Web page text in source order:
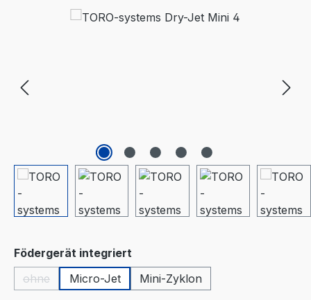
Bildergalerie überspringen
Födergerät integriert
ohne
(Diese Option ist zurzeit nicht verfügbar.)
Micro-Jet Mini-Zyklon